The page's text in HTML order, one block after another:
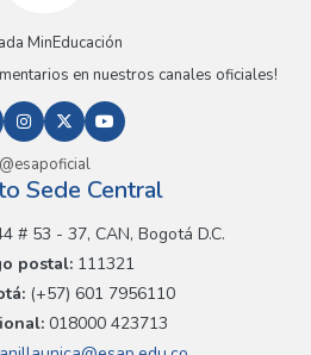
MinEducación
en nuestros canales oficiales!
@esapoficial
Sede Central
# 53 - 37, CAN, Bogotá D.C.
postal: 111321
(+57) 601 7956110
018000 423713